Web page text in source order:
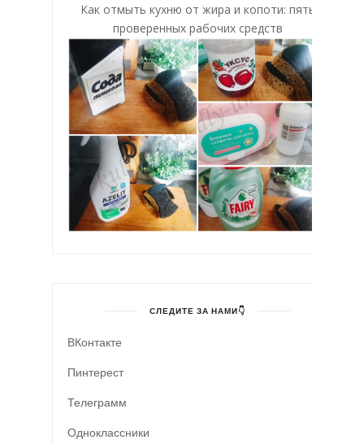
Как отмыть кухню от жира и копоти: пять
проверенных рабочих средств
СЛЕДИТЕ ЗА НАМИ👇
ВКонтакте
Пинтерест
Телеграмм
Одноклассники